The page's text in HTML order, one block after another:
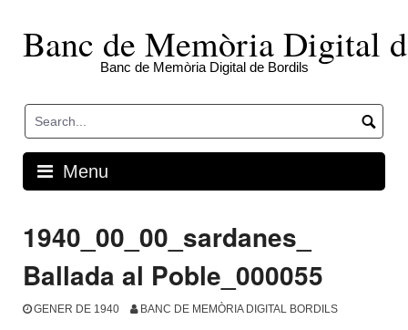
contentBanc de Memòria Digital
Banc de Memòria Digital de Bordils
Menu
1940_00_00_sardanes_
Ballada al Poble_000055
GENER DE 1940 BANC DE MEMÒRIA DIGITAL BORDILS